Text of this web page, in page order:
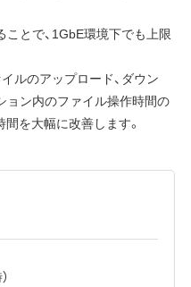
とで、1GbE環境下でも上限
ルのアップロード、ダウン
ョン内のファイル操作時間の
を大幅に改善します。